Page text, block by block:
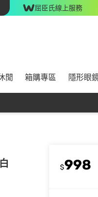
屈臣氏線上服務
閒 箱購專區 隱形眼
$998